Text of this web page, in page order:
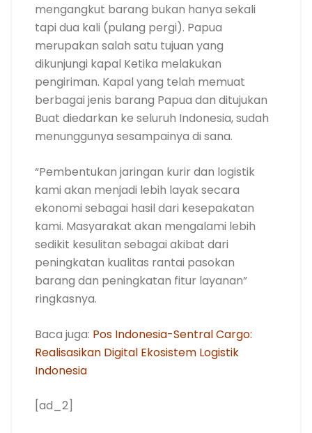
mengangkut barang bukan hanya sekali
tapi dua kali (pulang pergi). Papua
merupakan salah satu tujuan yang
dikunjungi kapal Ketika melakukan
pengiriman. Kapal yang telah memuat
berbagai jenis barang Papua dan ditujukan
Buat diedarkan ke seluruh Indonesia, sudah
menunggunya sesampainya di sana.
“Pembentukan jaringan kurir dan logistik
kami akan menjadi lebih layak secara
ekonomi sebagai hasil dari kesepakatan
kami. Masyarakat akan mengalami lebih
sedikit kesulitan sebagai akibat dari
peningkatan kualitas rantai pasokan
barang dan peningkatan fitur layanan”
ringkasnya.
Baca juga: Pos Indonesia-Sentral Cargo:
Realisasikan Digital Ekosistem Logistik
Indonesia
[ad_2]